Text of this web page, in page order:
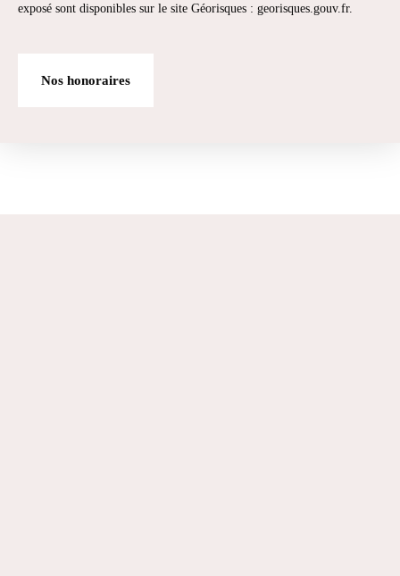
exposé sont disponibles sur le site Géorisques : georisques.gouv.fr.
Nos honoraires